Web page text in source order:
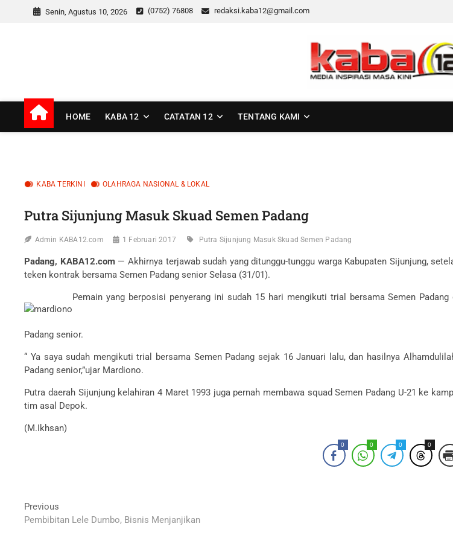
Senin, Agustus 10, 2026 (0752) 76808 redaksi.kaba12@gmail.com
kaba12
HOME KABA 12 CATATAN 12 TENTANG KAMI
KABA TERKINI OLAHRAGA NASIONAL & LOKAL
Putra Sijunjung Masuk Skuad Semen Padang
Admin KABA12.com 1 Februari 2017 Putra Sijunjung Masuk Skuad Semen Padang
Padang, KABA12.com— Akhirnya terjawab sudah yang ditunggu-tunggu warga Kabupaten Sijunjung,
teken kontrak bersama Semen Padang senior Selasa (31/01).
Pemain yang berposisi penyerang ini sudah 15 hari mengikuti trial bersama Semen
Padang senior.
“ Ya saya sudah mengikuti trial bersama Semen Padang sejak 16 Januari lalu, dan hasilnya
Padang senior,”ujar Mardiono.
Putra daerah Sijunjung kelahiran 4 Maret 1993 juga pernah membawa squad Semen Padang U-21 ke
tim asal Depok.
(M.Ikhsan)
0 0 0 0
Navigasi
pos
Previous
post:
Pembibitan Lele Dumbo, Bisnis Menjanjikan